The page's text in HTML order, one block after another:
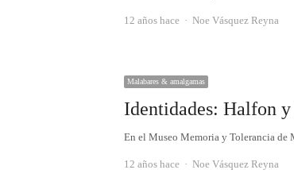
12 años hace Autor
Noe Vásquez Reyna
Malabares & amalgamas
Identidades: Halfon
En el Museo Memoria y Tolerancia de
12 años hace Autor
Noe Vásquez Reyna